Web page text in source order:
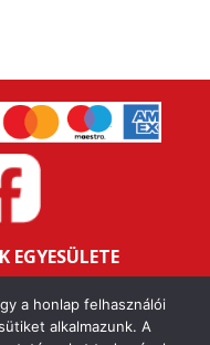
EGYESÜLETE
11646259
1-43
a honlap felhasználói
alkalmazunk. A